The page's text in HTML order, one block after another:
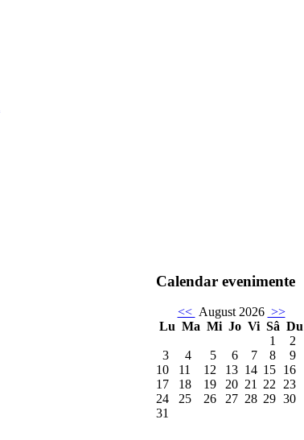
Calendar evenimente
<< August 2026 >>
Lu Ma Mi Jo Vi Sâ Du
1
2
3
4 5 6 7 8
9
10
11 12 13 14 15 16
17
18 19 20 21 22 23
24
25 26 27 28 29 30
31